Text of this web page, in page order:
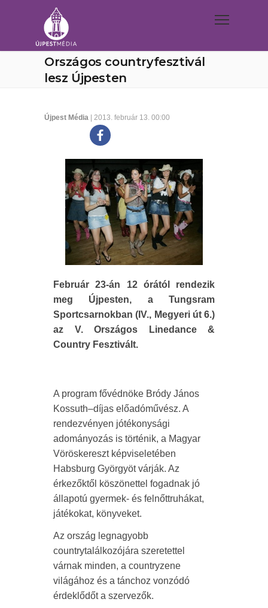
Országos countryfesztivál
lesz Újpesten
Újpest Média | 2013. február 13. 00:00
Február 23-án 12 órától rendezik
meg Újpesten, a Tungsram
Sportcsarnokban (IV., Megyeri út 6.)
az V. Országos Linedance &
Country Fesztivált.
A program fővédnöke Bródy János
Kossuth–díjas előadóművész. A
rendezvényen jótékonysági
adományozás is történik, a Magyar
Vöröskereszt képviseletében
Habsburg Györgyöt várják. Az
érkezőktől köszönettel fogadnak jó
állapotú gyermek- és felnőttruhákat,
játékokat, könyveket.
Az ország legnagyobb
countrytalálkozójára szeretettel
várnak minden, a countryzene
világához és a tánchoz vonzódó
érdeklődőt a szervezők.